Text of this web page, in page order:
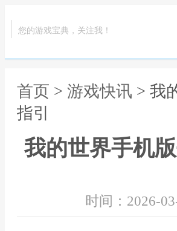
您的游戏宝典，关注我！
首页 > 游戏快讯 > 我
指引
我的世界手机
时间：2026-